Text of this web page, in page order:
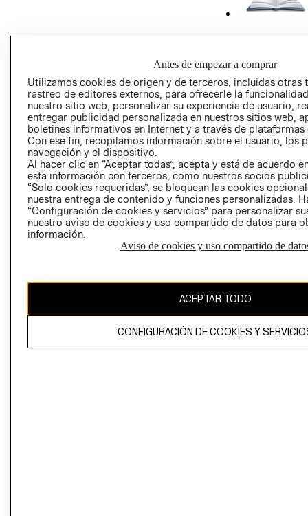
GIFT CARD
AVISO DE
Perú (S/)
CAMBIAR REGIÓN
propiedad de H&M Hennes & Mauritz AB
Antes de empezar a comprar
Utilizamos cookies de origen y de terceros, incluidas otras
rastreo de editores externos, para ofrecerle la
nuestro sitio web, personalizar su experiencia de usuario,
entregar publicidad personalizada en nuestros sitios web,
boletines informativos en Internet y a través de plataformas
Con ese fin, recopilamos información sobre el usuario, los
navegación y el dispositivo.
Al hacer clic en “Aceptar todas”, acepta y está de acuerdo
esta información con terceros, como nuestros socios
“Solo cookies requeridas”, se bloquean las cookies
nuestra entrega de contenido y funciones personalizadas.
“Configuración de cookies y servicios” para personalizar
nuestro aviso de cookies y uso compartido de datos para
información.
Aviso de cookies y uso compartido de
ACEPTAR TODO
CONFIGURACIÓN DE COOKIES Y